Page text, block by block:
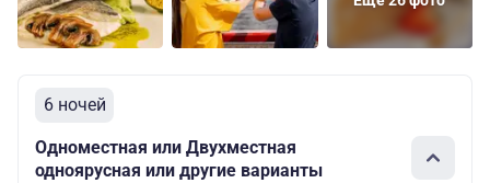
Шлюпочная Одноместная
Основных
мест: 1
6 ночей
Одноместная или Двухместная
одноярусная или другие варианты